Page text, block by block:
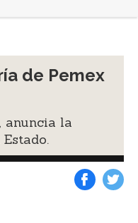
de Pemex
anuncia la